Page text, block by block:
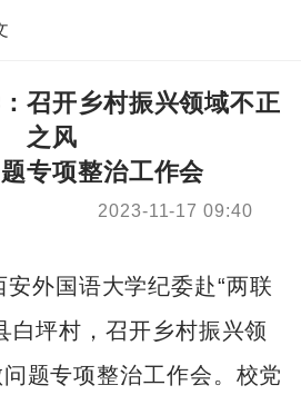
召开乡村振兴领域不正
之风
专项整治工作会
2023-11-17 09:40
外国语大学纪委赴“两联
白坪村，召开乡村振兴领
题专项整治工作会。校党